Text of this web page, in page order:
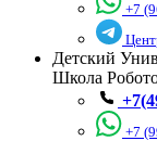
+7
Детский
Школа
+7